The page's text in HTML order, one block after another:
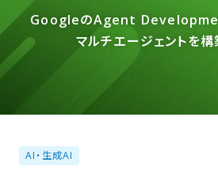
Googleの​Agent
マルチエージェントを​
AI・生成AI